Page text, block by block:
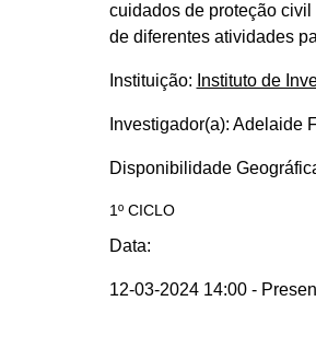
cuidados de proteção
de diferentes atividades
Instituição: Instituto de
Investigador(a): Adelaide
Disponibilidade
1º CICLO
Data:
12-03-2024 14:00 -